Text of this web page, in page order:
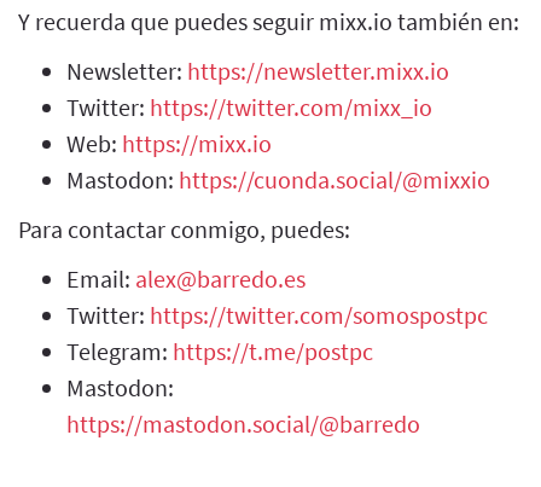
Y recuerda que puedes seguir mixx.io también en:
Newsletter: https://newsletter.mixx.io
Twitter: https://twitter.com/mixx_io
Web: https://mixx.io
Mastodon: https://cuonda.social/@mixxio
Para contactar conmigo, puedes:
Email: alex@barredo.es
Twitter: https://twitter.com/somospostpc
Telegram: https://t.me/postpc
Mastodon:
https://mastodon.social/@barredo